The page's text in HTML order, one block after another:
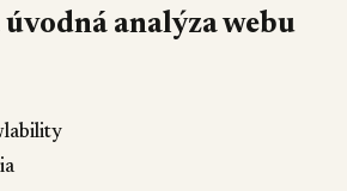
analýza webu